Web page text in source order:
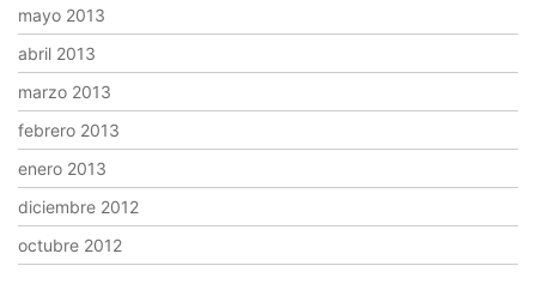
mayo 2013
abril 2013
marzo 2013
febrero 2013
enero 2013
diciembre 2012
octubre 2012